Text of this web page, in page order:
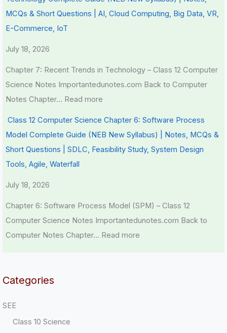
MCQs & Short Questions | AI, Cloud Computing, Big Data, VR,
E-Commerce, IoT
July 18, 2026
Chapter 7: Recent Trends in Technology – Class 12 Computer
Science Notes Importantedunotes.com Back to Computer
Notes Chapter… Read more
Class 12 Computer Science Chapter 6: Software Process
Model Complete Guide (NEB New Syllabus) | Notes, MCQs &
Short Questions | SDLC, Feasibility Study, System Design
Tools, Agile, Waterfall
July 18, 2026
Chapter 6: Software Process Model (SPM) – Class 12
Computer Science Notes Importantedunotes.com Back to
Computer Notes Chapter… Read more
Categories
SEE
Class 10 Science